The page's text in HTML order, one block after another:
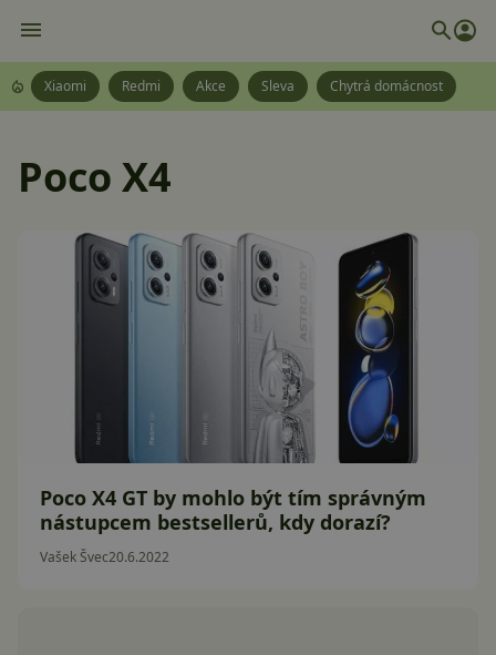
Xiaomi Redmi Akce Sleva Chytrá domácnost
Poco X4
Poco X4 GT by mohlo být tím správným
nástupcem bestsellerů, kdy dorazí?
Vašek Švec20.6.2022